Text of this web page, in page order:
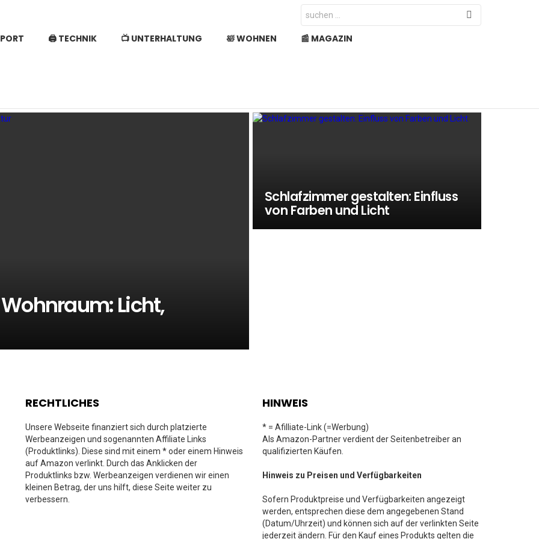
Search
for:
🖨️ TECHNIK 📺 UNTERHALTUNG 🛀 WOHNEN 📰 MAGAZIN
Licht,
Schlafzimmer gestalten: Einfluss
von Farben und Licht
RECHTLICHES
Unsere Webseite finanziert sich durch platzierte
Werbeanzeigen und sogenannten Affiliate Links
(Produktlinks). Diese sind mit einem * oder einem Hinweis
auf Amazon verlinkt. Durch das Anklicken der
Produktlinks bzw. Werbeanzeigen verdienen wir einen
kleinen Betrag, der uns hilft, diese Seite weiter zu
verbessern.
HINWEIS
* = Afilliate-Link (=Werbung)
Als Amazon-Partner verdient der Seitenbetreiber an
qualifizierten Käufen.
Hinweis zu Preisen und Verfügbarkeiten
Sofern Produktpreise und Verfügbarkeiten angezeigt
werden, entsprechen diese dem angegebenen Stand
(Datum/Uhrzeit) und können sich auf der verlinkten Seite
jederzeit ändern. Für den Kauf eines Produkts gelten die